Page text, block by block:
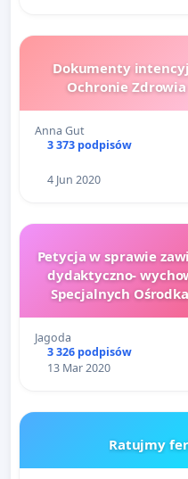
Dokumenty
Ochronie Zdrowia
Anna Gut
3 373 podpisów
4 Jun 2020
Petycja w sprawie
dydaktyczno-
Specjalnych
Jagoda
3 326 podpisów
13 Mar 2020
Ratujmy